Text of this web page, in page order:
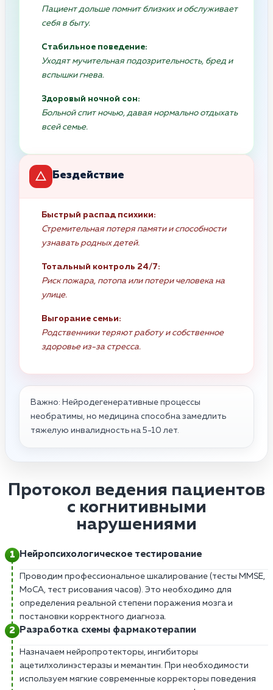
Пациент дольше помнит близких и обслуживает
себя в быту.
Стабильное поведение:
Уходят мучительная подозрительность, бред и
вспышки гнева.
Здоровый ночной сон:
Больной спит ночью, давая нормально отдыхать
всей семье.
Бездействие
Быстрый распад психики:
Стремительная потеря памяти и способности
узнавать родных детей.
Тотальный контроль 24/7:
Риск пожара, потопа или потери человека на
улице.
Выгорание семьи:
Родственники теряют работу и собственное
здоровье из-за стресса.
Важно: Нейродегенеративные процессы
необратимы, но медицина способна замедлить
тяжелую инвалидность на 5-10 лет.
Протокол ведения пациентов
с когнитивными
нарушениями
Нейропсихологическое тестирование
Проводим профессиональное шкалирование (тесты MMSE,
MoCA, тест рисования часов). Это необходимо для
определения реальной степени поражения мозга и
постановки корректного диагноза.
Разработка схемы фармакотерапии
Назначаем нейропротекторы, ингибиторы
ацетилхолинэстеразы и мемантин. При необходимости
используем мягкие современные корректоры поведения